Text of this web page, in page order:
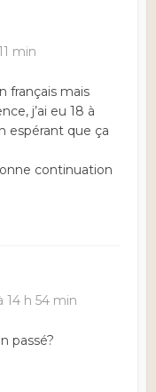
min
français mais
j’ai eu 18 à
espérant que ça
continuation
14 h 54 min
passé?